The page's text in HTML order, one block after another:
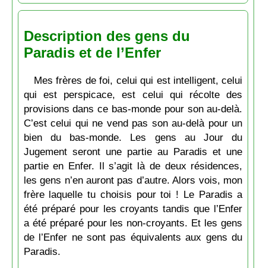
Description des gens du
Paradis et de l’Enfer
Mes frères de foi, celui qui est intelligent, celui
qui est perspicace, est celui qui récolte des
provisions dans ce bas-monde pour son au-delà.
C’est celui qui ne vend pas son au-delà pour un
bien du bas-monde. Les gens au Jour du
Jugement seront une partie au Paradis et une
partie en Enfer. Il s’agit là de deux résidences,
les gens n’en auront pas d’autre. Alors vois, mon
frère laquelle tu choisis pour toi ! Le Paradis a
été préparé pour les croyants tandis que l’Enfer
a été préparé pour les non-croyants. Et les gens
de l’Enfer ne sont pas équivalents aux gens du
Paradis.